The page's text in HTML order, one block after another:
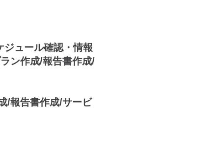
ジュール確認・情報
ン作成/報告書作成/
/報告書作成/サービ